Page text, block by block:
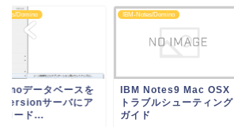
Domino
データベースを
サーバにア
ロード...
IBM-Notes/Domino
IBM Notes9 Mac OSX
トラブルシューティング
ガイド